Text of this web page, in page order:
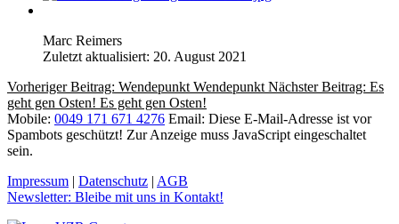
Marc Reimers
Zuletzt aktualisiert: 20. August 2021
Vorheriger Beitrag: Wendepunkt Wendepunkt Nächster Beitrag: Es
geht gen Osten! Es geht gen Osten!
Mobile: 0049 171 671 4276 Email: Diese E-Mail-Adresse ist vor
Spambots geschützt! Zur Anzeige muss JavaScript eingeschaltet
sein.
Impressum | Datenschutz | AGB
Newsletter: Bleibe mit uns in Kontakt!